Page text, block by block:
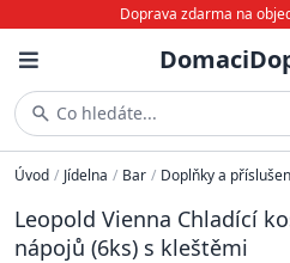
Doprava zdarma na
Co hledáte...
Úvod / Jídelna / Bar / Doplňky a
Leopold Vienna Chladící
nápojů (6ks) s kleštěmi